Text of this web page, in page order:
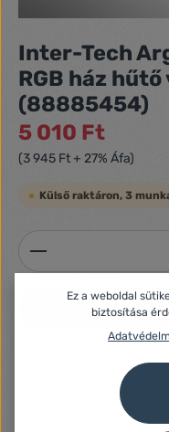
Inter-Tech
RGB ház
(88885454)
5 010 Ft
(3 945 Ft + 27% Áfa)
Külső raktáron, 3
InterTech88885454
Ez a weboldal
biztosítása